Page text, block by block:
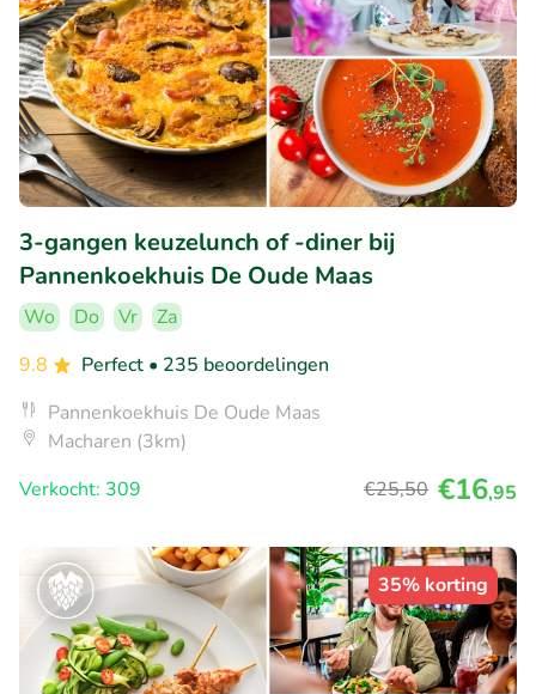
3-gangen keuzelunch of -diner bij
Pannenkoekhuis De Oude Maas
Wo Do Vr
Za
9.8
Perfect • 235 beoordelingen
Pannenkoekhuis De Oude Maas
Macharen (3km)
Verkocht: 309
€25,50 €16,95
35% korting